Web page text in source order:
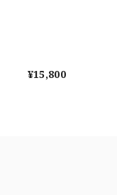
¥15,800